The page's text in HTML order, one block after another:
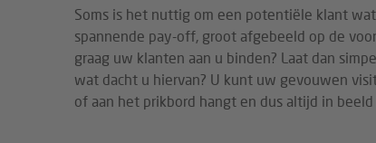
Soms is het nuttig om een potentiële klant
spannende pay-off, groot afgebeeld op de
graag uw klanten aan u binden? Laat dan
wat dacht u hiervan? U kunt uw gevouwen
of aan het prikbord hangt en dus altijd in